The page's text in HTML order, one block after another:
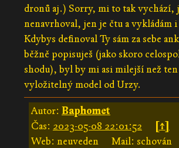
dronů aj.) Sorry, mi to tak vychází,
nenavrhoval, jen je čtu a vykládám
Kdybys definoval Ty sám za sebe
běžně popisuješ (jako skoro
shodu), byl by mi asi milejší než
vyložitelný model od Urzy.
Autor: Baphomet
Čas: 2023-05-08 22:01:52
[↑]
Web: neuveden
Mail: schován